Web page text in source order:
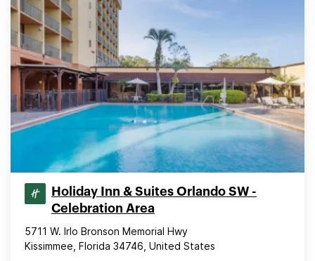
Holiday Inn & Suites Orlando SW -
Celebration Area
5711 W. Irlo Bronson Memorial Hwy
Kissimmee, Florida 34746, United States